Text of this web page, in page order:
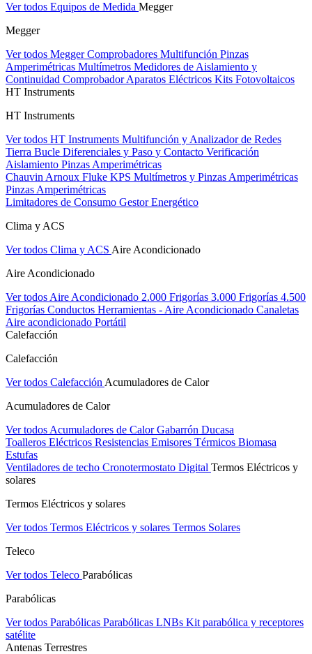
Ver todos Equipos de Medida Megger
Megger
Ver todos MeggerComprobadores Multifunción Pinzas
Amperimétricas Multímetros Medidores de Aislamiento y
Continuidad Comprobador Aparatos Eléctricos Kits Fotovoltaicos
HT Instruments
HT Instruments
Ver todos HT Instruments Multifunción y Analizador de Redes
Tierra Bucle Diferenciales y Paso y Contacto Verificación
Aislamiento Pinzas Amperimétricas
Chauvin Arnoux Fluke KPS Multímetros y Pinzas Amperimétricas
Pinzas Amperimétricas
Limitadores de Consumo Gestor Energético
Clima y ACS
Ver todos Clima y ACS Aire Acondicionado
Aire Acondicionado
Ver todos Aire Acondicionado 2.000 Frigorías 3.000 Frigorías 4.500
Frigorías Conductos Herramientas - Aire Acondicionado Canaletas
Aire acondicionado Portátil
Calefacción
Calefacción
Ver todos Calefacción Acumuladores de Calor
Acumuladores de Calor
Ver todos Acumuladores de CalorGabarrón Ducasa
Toalleros Eléctricos Resistencias Emisores Térmicos Biomasa
Estufas
Ventiladores de techo Cronotermostato Digital Termos Eléctricos y
solares
Termos Eléctricos y solares
Ver todos Termos Eléctricos y solares Termos Solares
Teleco
Ver todos Teleco Parabólicas
Parabólicas
Ver todos Parabólicas Parabólicas LNBs Kit parabólica y receptores
satélite
Antenas Terrestres